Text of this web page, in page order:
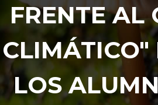
FRENTE AL
CLIMÁTICO"
LOS